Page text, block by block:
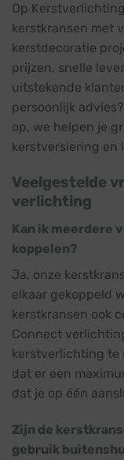
Op
kerstkransen met
kerstdecoratie
prijzen, snelle
uitstekende
persoonlijk
op, we helpen je
kerstversiering en
Veelgestelde
verlichting
Kan ik meerdere
koppelen?
Ja, onze
elkaar gekoppeld
kerstkransen ook
Connect
kerstverlichting te
dat er een
dat je op één
Zijn de
gebruik